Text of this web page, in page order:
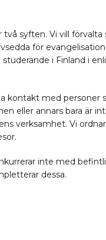
två syften. Vi vill
för
studerande i Finland i
kontakt med personer
eller annars bara är
verksamhet. Vi
inte med
dessa.